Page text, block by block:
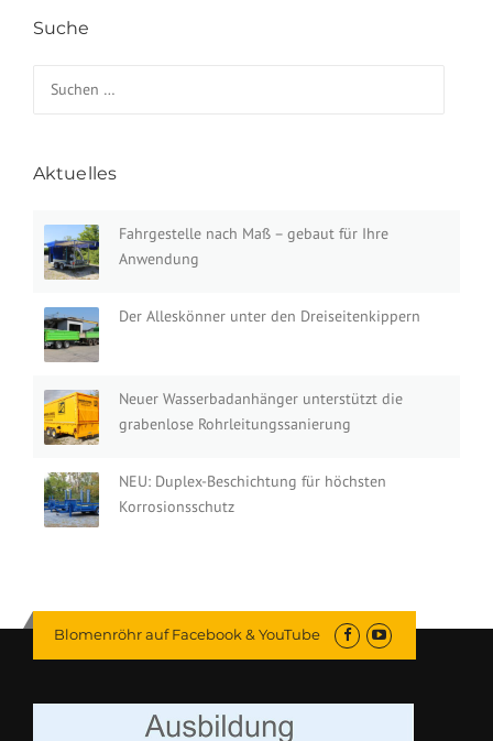
Suche
Aktuelles
Fahrgestelle nach Maß – gebaut für Ihre
Anwendung
Der Alleskönner unter den Dreiseitenkippern
Neuer Wasserbadanhänger unterstützt die
grabenlose Rohrleitungssanierung
NEU: Duplex-Beschichtung für höchsten
Korrosionsschutz
Blomenröhr auf Facebook & YouTube